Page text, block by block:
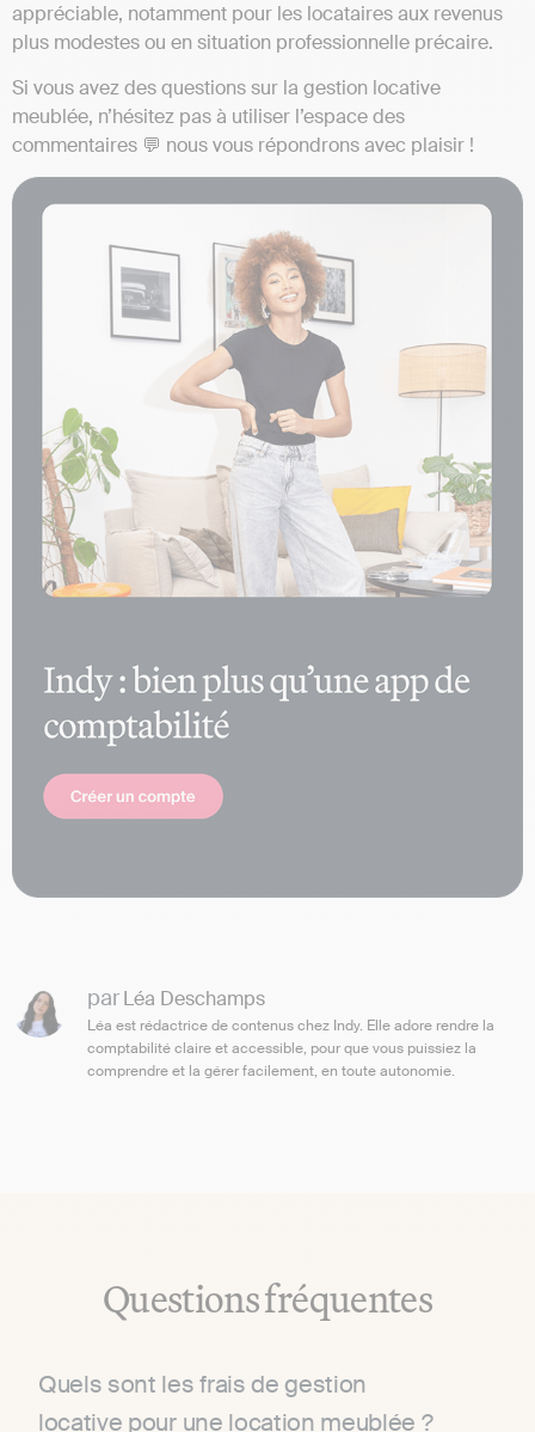
appréciable, notamment pour les locataires aux revenus
plus modestes ou en situation professionnelle précaire.
Si vous avez des questions sur la gestion locative
meublée, n’hésitez pas à utiliser l’espace des
commentaires 💬 nous vous répondrons avec plaisir !
parLéa Deschamps
Léa est rédactrice de contenus chez Indy. Elle adore rendre la
comptabilité claire et accessible, pour que vous puissiez la
comprendre et la gérer facilement, en toute autonomie.
Questions fréquentes
Quels sont les frais de gestion
locative pour une location meublée ?